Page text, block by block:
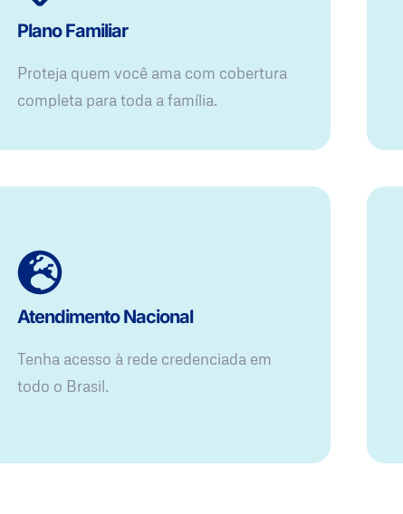
Plano Familiar
Proteja quem você ama com cobertura
completa para toda a família.
Atendimento Nacional
Tenha acesso à rede credenciada em
todo o Brasil.